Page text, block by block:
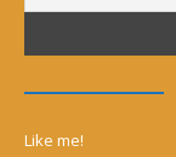
Like me!